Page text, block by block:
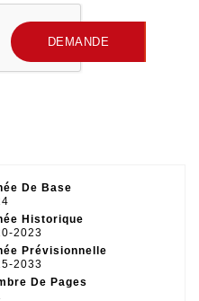
DEMANDE
De Base
Historique
2023
Prévisionnelle
2033
De Pages